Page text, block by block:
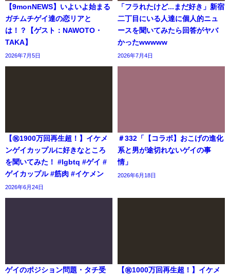
【9monNEWS】いよいよ始まる
ガチムチゲイ達の恋リアと
は！？【ゲスト：NAWOTO・
TAKA】
2026年7月5日
「フラれたけど...まだ好き」新宿
二丁目にいる人達に個人的ニュ
ースを聞いてみたら回答がヤバ
かったwwwww
2026年7月4日
【㊗️1900万回再生超！】イケメ
ンゲイカップルに好きなところ
を聞いてみた！ #lgbtq #ゲイ #
ゲイカップル #筋肉 #イケメン
2026年6月24日
＃332「【コラボ】おこげの進化
系と男が途切れないゲイの事
情」
2026年6月18日
ゲイのポジション問題・タチ受
【㊗️1000万回再生超！】イケメ